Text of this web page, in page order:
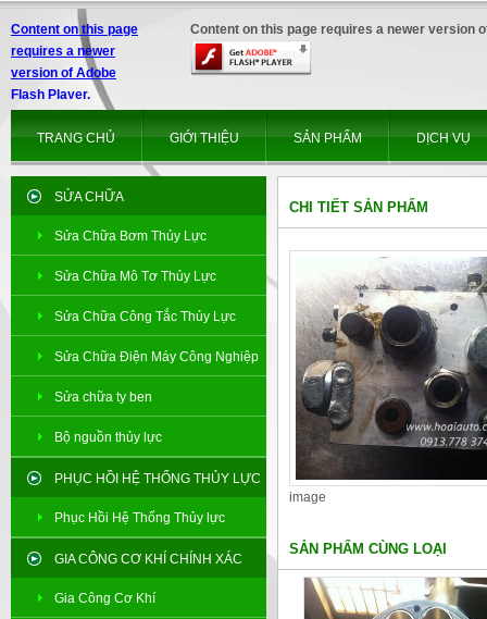
Content on this page
requires a newer
version of Adobe
Flash Player.
Content on this page requires a newer version
TRANG CHỦ GIỚI THIỆU SẢN PHẨM DỊCH VỤ
SỬA CHỮA
Sửa Chữa Bơm Thủy Lực
Sửa Chữa Mô Tơ Thủy Lực
Sửa Chữa Công Tắc Thủy Lực
Sửa Chữa Điện Máy Công Nghiệp
Sửa chữa ty ben
Bộ nguồn thủy lực
PHỤC HỒI HỆ THỐNG THỦY LỰC
Phục Hồi Hệ Thống Thủy lực
GIA CÔNG CƠ KHÍ CHÍNH XÁC
Gia Công Cơ Khí
CHI TIẾT SẢN PHẨM
image
SẢN PHẨM CÙNG LOẠI